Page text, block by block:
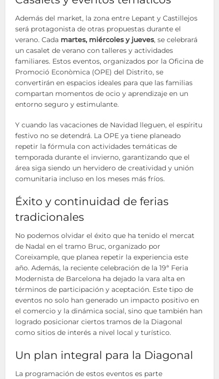
Además del market, la zona entre Lepant y Castillejos
será protagonista de otras propuestas durante el
verano. Cada martes, miércoles y jueves, se celebrará
un casalet de verano con talleres y actividades
familiares. Estos eventos, organizados por la Oficina de
Promoció Econòmica (OPE) del Distrito, se
convertirán en espacios ideales para que las familias
compartan momentos de ocio y aprendizaje en un
entorno seguro y estimulante.
Y cuando las vacaciones de Navidad lleguen, el espíritu
festivo no se detendrá. La OPE ya tiene planeado
repetir la fórmula con actividades temáticas de
temporada durante el invierno, garantizando que el
área siga siendo un hervidero de creatividad y unión
comunitaria incluso en los meses más fríos.
Éxito y continuidad de ferias
tradicionales
No podemos olvidar el éxito que ha tenido el mercat
de Nadal en el tramo Bruc, organizado por
Coreixample, que planea repetir la experiencia este
año. Además, la reciente celebración de la 19ª Feria
Modernista de Barcelona ha dejado la vara alta en
términos de participación y aceptación. Este tipo de
eventos no solo han generado un impacto positivo en
el comercio y la dinámica social, sino que también han
logrado posicionar ciertos tramos de la Diagonal
como sitios de interés a nivel local y turístico.
Un plan integral para la Diagonal
La programación de estos eventos es parte